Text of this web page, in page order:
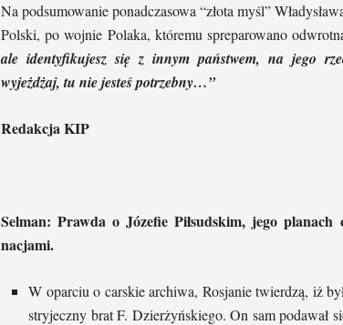
Na podsumowanie ponadczasowa “złota myśl”
Polski, po wojnie Polaka, któremu spreparowano
ale identyfikujesz się z innym państwem, na jego
wyjeżdżaj, tu nie jesteś potrzebny…”
Redakcja KIP
Selman: Prawda o Józefie Piłsudskim, jego
nacjami.
W oparciu o carskie archiwa, Rosjanie twierdzą, iż
stryjeczny brat F. Dzierżyńskiego. On sam podawał